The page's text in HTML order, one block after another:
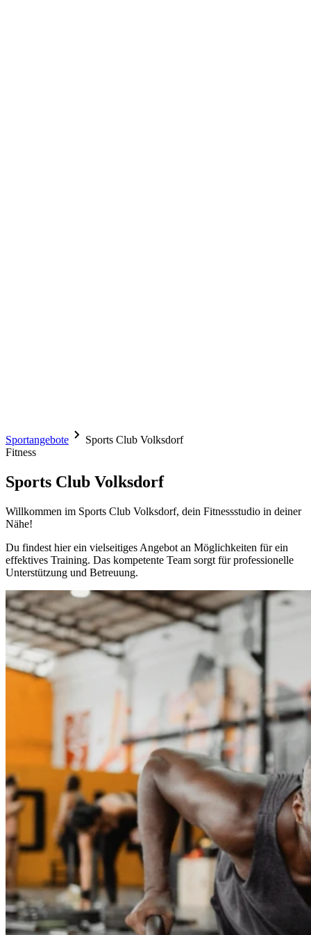
Sportangebote
Sports Club Volksdorf
Fitness
Sports Club Volksdorf
Willkommen im Sports Club Volksdorf, dein Fitnessstudio in deiner
Nähe!
Du findest hier ein vielseitiges Angebot an Möglichkeiten für ein
effektives Training. Das kompetente Team sorgt für professionelle
Unterstützung und Betreuung.